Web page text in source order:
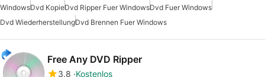
WindowsDvd KopieDvd Ripper Fuer WindowsDvd Fuer Windows
Dvd WiederherstellungDvd Brennen Fuer Windows
Free Any DVD Ripper
3.8 Kostenlos